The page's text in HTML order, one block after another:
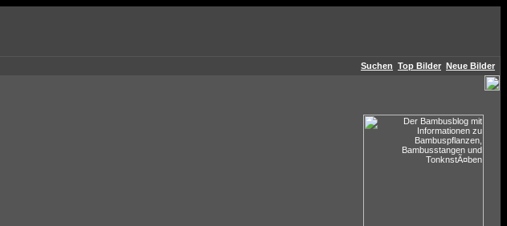
Suchen Top Bilder Neue Bilder